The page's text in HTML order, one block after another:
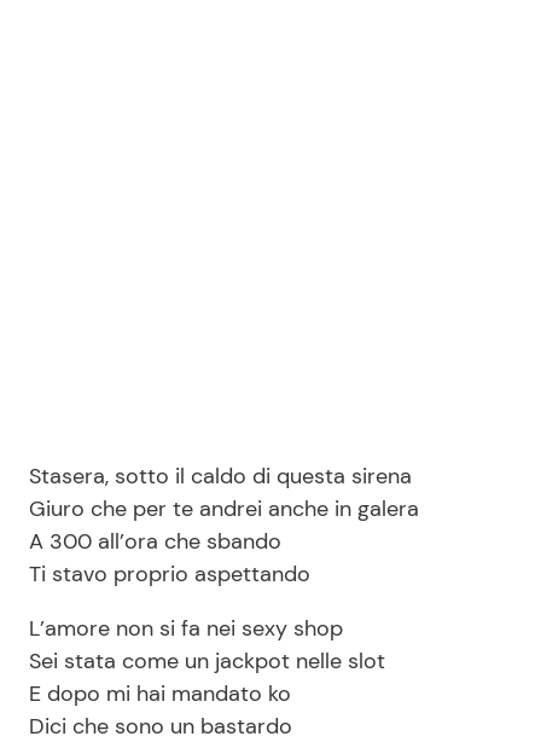
Stasera, sotto il caldo di questa sirena
Giuro che per te andrei anche in galera
A 300 all’ora che sbando
Ti stavo proprio aspettando
L’amore non si fa nei sexy shop
Sei stata come un jackpot nelle slot
E dopo mi hai mandato ko
Dici che sono un bastardo